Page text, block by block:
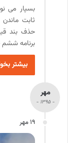
بسپار می
حذف بند
برنامه ششم
بیشتر
مهر
- 1395 -
19 مهر